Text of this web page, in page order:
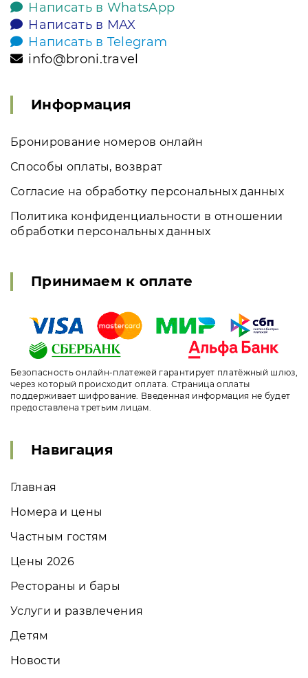
Написать в WhatsApp
Написать в MAX
Написать в Telegram
info@broni.travel
Информация
Бронирование номеров онлайн
Способы оплаты, возврат
Согласие на обработку персональных данных
Политика конфиденциальности в отношении
обработки персональных данных
Принимаем к оплате
Безопасность онлайн-платежей гарантирует платёжный шлюз,
через который происходит оплата. Страница оплаты
поддерживает шифрование. Введенная информация не будет
предоставлена третьим лицам.
Навигация
Главная
Номера и цены
Частным гостям
Цены 2026
Рестораны и бары
Услуги и развлечения
Детям
Новости